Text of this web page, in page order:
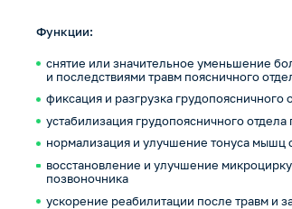
Функции:
снятие или значительное уменьшение
и последствиями травм поясничного
фиксация и разгрузка грудопоясничного
устабилизация грудопоясничного отдела
нормализация и улучшение тонуса мышц
восстановление и улучшение
позвоночника
ускорение реабилитации после травм и